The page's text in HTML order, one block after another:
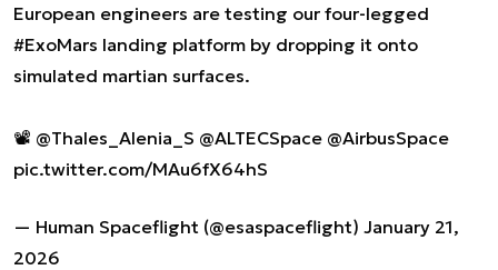
European engineers are testing our four-legged
#ExoMars landing platform by dropping it onto
simulated martian surfaces.
📽️ @Thales_Alenia_S @ALTECSpace @AirbusSpace
pic.twitter.com/MAu6fX64hS
— Human Spaceflight (@esaspaceflight) January 21,
2026